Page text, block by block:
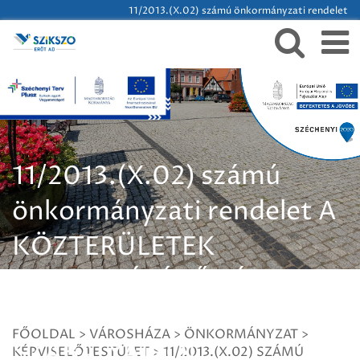
11/2013.(X.02) számú önkormányzati rendelet
11/2013.(X.02) számú
önkormányzati rendelet A
KÖZTERÜLETEK
HÁZSZÁMOZÁS
FŐOLDAL > VÁROSHÁZA > ÖNKORMÁNYZAT >
KÉPVISELŐTESTÜLET > 11/2013.(X.02) SZÁMÚ